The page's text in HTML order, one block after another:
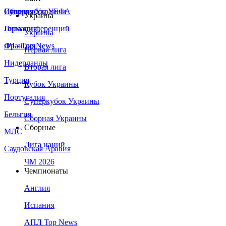
Сборная Украины
Италия
Германия
Франция
Нидерланды
Турция
Португалия
Бельгия
МЛС
Саудовская Аравия
Суперкубок УЕФА
Лига конференций
ЛЧ - Top News
Украина
Украина
Первая лига
Вторая лига
Кубок Украины
Суперкубок Украины
Сборная Украины
Сборные
Лига наций
ЧМ 2026
Чемпионаты
Англия
Испания
АПЛ Top News